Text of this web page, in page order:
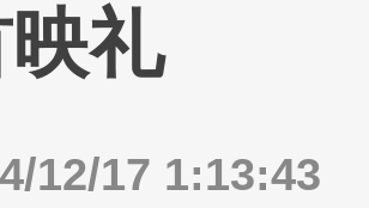
礼
12/17 1:13:43